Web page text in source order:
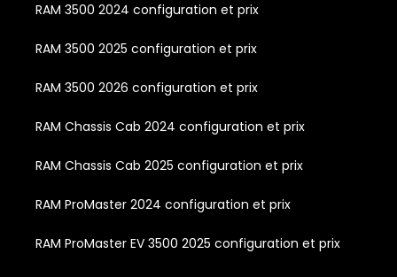
RAM 3500 2024 configuration et prix
RAM 3500 2025 configuration et prix
RAM 3500 2026 configuration et prix
RAM Chassis Cab 2024 configuration et prix
RAM Chassis Cab 2025 configuration et prix
RAM ProMaster 2024 configuration et prix
RAM ProMaster EV 3500 2025 configuration et prix